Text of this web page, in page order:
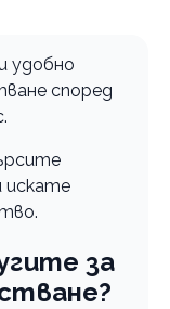
удобно
според
искате
за